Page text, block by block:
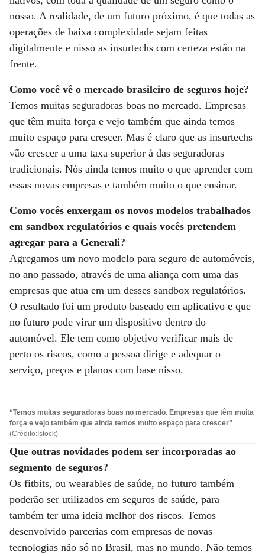
nosso. A realidade, de um futuro próximo, é que todas as
operações de baixa complexidade sejam feitas
digitalmente e nisso as insurtechs com certeza estão na
frente.
Como você vê o mercado brasileiro de seguros hoje?
Temos muitas seguradoras boas no mercado. Empresas
que têm muita força e vejo também que ainda temos
muito espaço para crescer. Mas é claro que as insurtechs
vão crescer a uma taxa superior á das seguradoras
tradicionais. Nós ainda temos muito o que aprender com
essas novas empresas e também muito o que ensinar.
Como vocês enxergam os novos modelos trabalhados
em sandbox regulatórios e quais vocês pretendem
agregar para a Generali?
Agregamos um novo modelo para seguro de automóveis,
no ano passado, através de uma aliança com uma das
empresas que atua em um desses sandbox regulatórios.
O resultado foi um produto baseado em aplicativo e que
no futuro pode virar um dispositivo dentro do
automóvel. Ele tem como objetivo verificar mais de
perto os riscos, como a pessoa dirige e adequar o
serviço, preços e planos com base nisso.
“Temos muitas seguradoras boas no mercado. Empresas que têm muita
força e vejo também que ainda temos muito espaço para crescer”
(Crédito:Istock)
Que outras novidades podem ser incorporadas ao
segmento de seguros?
Os fitbits, ou wearables de saúde, no futuro também
poderão ser utilizados em seguros de saúde, para
também ter uma ideia melhor dos riscos. Temos
desenvolvido parcerias com empresas de novas
tecnologias não só no Brasil, mas no mundo. Não temos